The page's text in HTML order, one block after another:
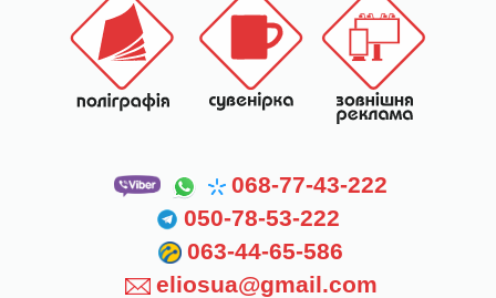
068-77-43-222
050-78-53-222
063-44-65-586
eliosua@gmail.com